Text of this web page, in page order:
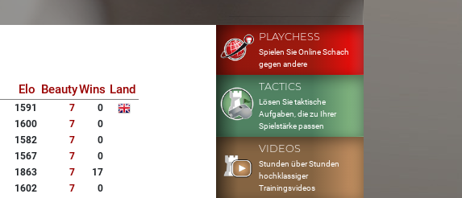
Elo BeautyWins Land
1591 7
0
1600 7
0
1582 7
0
1567 7
0
1863 7
17
1602 7
0
PLAYCHESS
Spielen Sie Online Schach
gegen andere
TACTICS
Lösen Sie taktische
Aufgaben, die zu Ihrer
Spielstärke passen
VIDEOS
Stunden über Stunden
hochklassiger
Trainingsvideos